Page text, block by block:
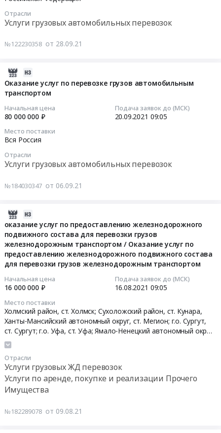
Отрасли
Услуги грузовых автомобильных перевозок
№122230358 от 28.09.21
Оказание услуг по перевозке грузов автомобильным
транспортом
Начальная цена
80 000 000 ₽
Подача заявок до (МСК)
20.09.2021 09:05
Место поставки
Вся Россия
Отрасли
Услуги грузовых автомобильных перевозок
№184030347 от 06.09.21
оказание услуг по предоставлению железнодорожного
подвижного состава для перевозки грузов
железнодорожным транспортом / Оказание услуг по
предоставлению железнодорожного подвижного состава
для перевозки грузов железнодорожным транспортом
Начальная цена
16 000 000 ₽
Подача заявок до (МСК)
16.08.2021 09:05
Место поставки
Холмский район, ст. Холмск; Сухоложский район, ст. Кунара,
Ханты-Мансийский автономный округ, ст. Мегион; г.о. Сургут,
ст. Сургут; г.о. Уфа, ст. Уфа; Ямало-Ненецкий автономный округ,
ст. Новый Уренгой; г.о. Нефтекамск, ст. Нефтекамск; Усть-
Кутский район, ст. Лена; Нижневартовский район, ст.
Нижневартовск 1; Ханты-Мансийский автономный округ, ст.
Пыть-Ях; городской округ Бузулук, ст. Бузулук; Ямало-Ненецкий
автономный округ, ст. Коротчаево; городской округ
Георгиевск, ст. Георгиевск,
Отрасли
Услуги грузовых ЖД перевозок
Услуги по аренде, покупке и реализации Прочего
Имущества
№182289078 от 09.08.21